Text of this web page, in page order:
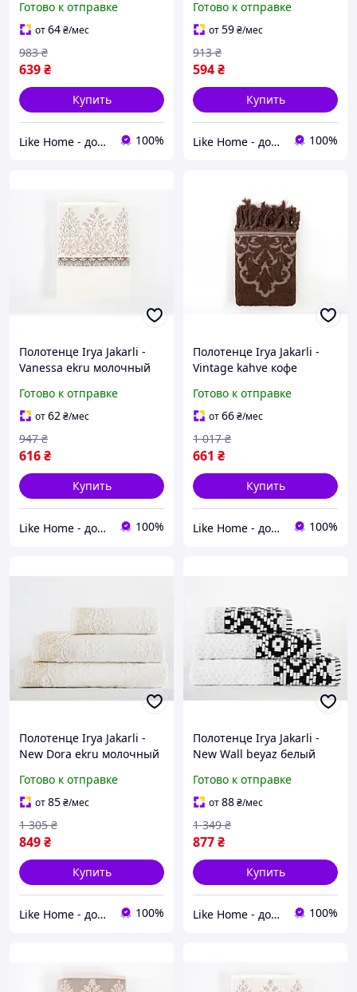
Готово к отправке
от64₴/мес
639₴
983 ₴
Купить
Like Home - домашний уют для всей семьи. Будьте как дома 🤗 100%
Готово к отправке
от59₴/мес
594₴
913 ₴
Купить
Like Home - домашний уют для всей семьи. Будьте как дома 🤗 100%
Полотенце Irya Jakarli -
Vanessa ekru молочный
Готово к отправке
от62₴/мес
616₴
947 ₴
Купить
Like Home - домашний уют для всей семьи. Будьте как дома 🤗 100%
Полотенце Irya Jakarli -
Vintage kahve кофе
Готово к отправке
от66₴/мес
661 ₴
1 017 ₴
Купить
Like Home - домашний уют для всей семьи. Будьте как дома 🤗 100%
Полотенце Irya Jakarli -
New Dora ekru молочный
Готово к отправке
от85₴/мес
849₴
1 305 ₴
Купить
Like Home - домашний уют для всей семьи. Будьте как дома 🤗 100%
Полотенце Irya Jakarli -
New Wall beyaz белый
Готово к отправке
от88₴/мес
877₴
1 349 ₴
Купить
Like Home - домашний уют для всей семьи. Будьте как дома 🤗 100%